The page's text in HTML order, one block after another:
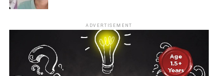
ADVERTISEMENT